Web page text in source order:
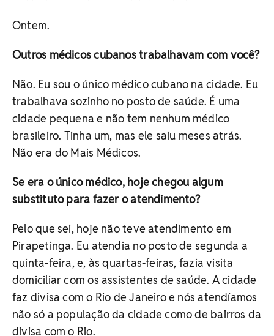
Ontem.
Outros médicos cubanos trabalhavam com você?
Não. Eu sou o único médico cubano na cidade. Eu
trabalhava sozinho no posto de saúde. É uma
cidade pequena e não tem nenhum médico
brasileiro. Tinha um, mas ele saiu meses atrás.
Não era do Mais Médicos.
Se era o único médico, hoje chegou algum
substituto para fazer o atendimento?
Pelo que sei, hoje não teve atendimento em
Pirapetinga. Eu atendia no posto de segunda a
quinta-feira, e, às quartas-feiras, fazia visita
domiciliar com os assistentes de saúde. A cidade
faz divisa com o Rio de Janeiro e nós atendíamos
não só a população da cidade como de bairros da
divisa com o Rio.